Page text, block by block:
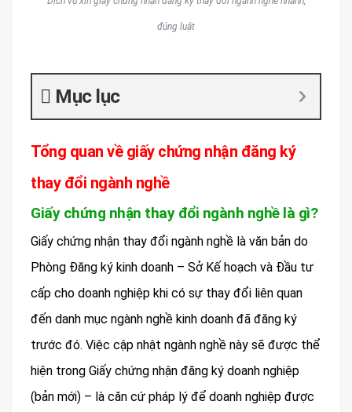
đúng luật
Mục lục
Tổng quan về giấy chứng nhận đăng ký
thay đổi ngành nghề
Giấy chứng nhận thay đổi ngành nghề là gì?
Giấy chứng nhận thay đổi ngành nghề là văn bản do
Phòng Đăng ký kinh doanh – Sở Kế hoạch và Đầu tư
cấp cho doanh nghiệp khi có sự thay đổi liên quan
đến danh mục ngành nghề kinh doanh đã đăng ký
trước đó. Việc cập nhật ngành nghề này sẽ được thể
hiện trong Giấy chứng nhận đăng ký doanh nghiệp
(bản mới) – là căn cứ pháp lý để doanh nghiệp được